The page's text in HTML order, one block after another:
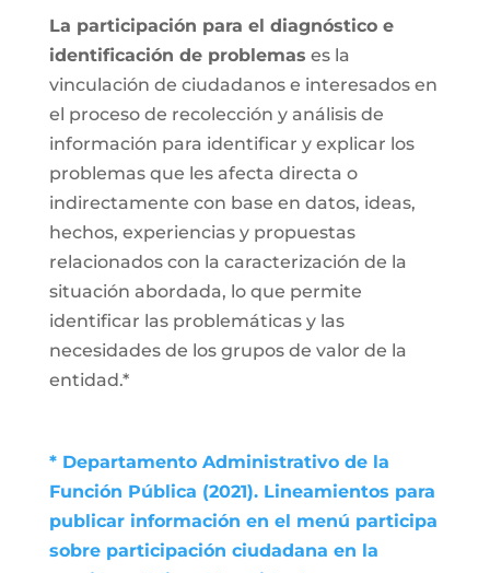
La participación para el diagnóstico e
identificación de problemas es la
vinculación de ciudadanos e interesados en
el proceso de recolección y análisis de
información para identificar y explicar los
problemas que les afecta directa o
indirectamente con base en datos, ideas,
hechos, experiencias y propuestas
relacionados con la caracterización de la
situación abordada, lo que permite
identificar las problemáticas y las
necesidades de los grupos de valor de la
entidad.*
* Departamento Administrativo de la
Función Pública (2021). Lineamientos para
publicar información en el menú participa
sobre participación ciudadana en la